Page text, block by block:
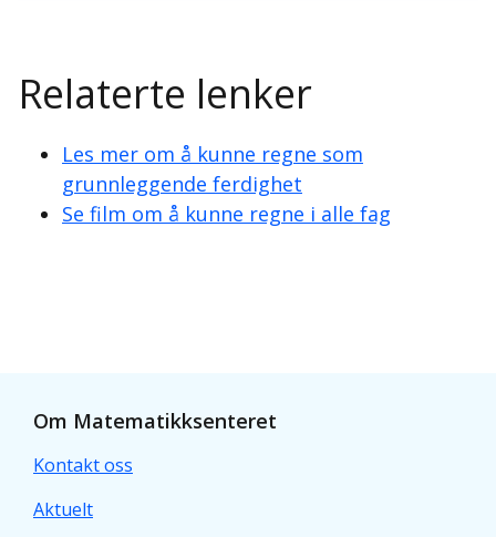
Nøyaktig
Antall medlemmer i
Den norske kirke
(2018:
Antall medlemmer i Den
Prosentandel
Relaterte lenker
Les mer om å kunne regne som
grunnleggende ferdighet
Se film om å kunne regne i alle fag
Om Matematikksenteret
Kontakt oss
Aktuelt